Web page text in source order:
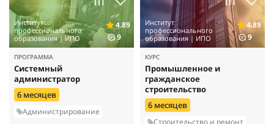
Институт
профессионального
образования | ИПО
4.89
9
ПРОГРАММА
Системный
администратор
6 месяцев
Администрирование
Институт
профессионального
образования | ИПО
4.89
9
КУРС
Промышленное и
гражданское
строительство
6 месяцев